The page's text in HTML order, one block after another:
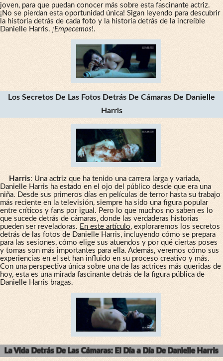
joven, para que puedan conocer más sobre esta fascinante actriz.
¡No se pierdan esta oportunidad única! Sigan leyendo para descubrir
la historia detrás de cada foto y la historia detrás de la increíble
Danielle Harris. ¡Empecemos!.
Los Secretos De Las Fotos Detrás De Cámaras De Danielle
Harris
Harris: Una actriz que ha tenido una carrera larga y variada,
Danielle Harris ha estado en el ojo del público desde que era una
niña. Desde sus primeros días en películas de terror hasta su trabajo
más reciente en la televisión, siempre ha sido una figura popular
entre críticos y fans por igual. Pero lo que muchos no saben es lo
que sucede detrás de cámaras, donde las verdaderas historias
pueden ser reveladoras. En este artículo, exploraremos los secretos
detrás de las fotos de Danielle Harris, incluyendo cómo se prepara
para las sesiones, cómo elige sus atuendos y por qué ciertas poses
y tomas son más importantes para ella. Además, veremos cómo sus
experiencias en el set han influido en su proceso creativo y más.
Con una perspectiva única sobre una de las actrices más queridas de
hoy, esta es una mirada fascinante detrás de la figura pública de
Danielle Harris bragas.
La Vida Detrás De Las Cámaras: El Día a Día De Danielle Harris